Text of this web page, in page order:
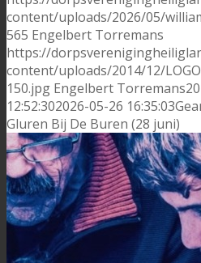
content/uploads/2026/05/
565 Engelbert Torremans
https://
content/uploads/2014/12/
150.jpg Engelbert Torremans
12:52:302026-05-26 16:35:03
Gluren Bij De Buren (28 juni)